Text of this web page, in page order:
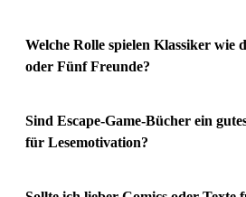
Welche Rolle spielen Klassiker wie
oder Fünf Freunde?
Sind Escape-Game-Bücher ein
für Lesemotivation?